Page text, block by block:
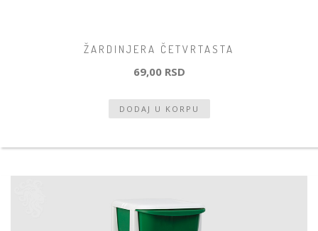
ŽARDINJERA ČETVRTASTA
69,00 RSD